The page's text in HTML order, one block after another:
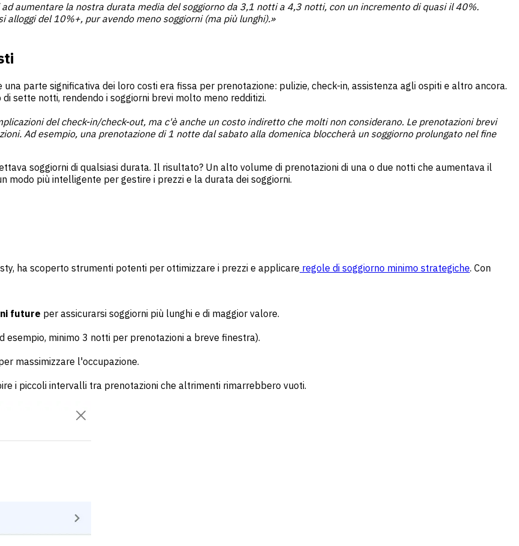
aumentare la nostra durata media del soggiorno da 3,1 notti a 4,3 notti, con un incremento di quasi il 40%.
del 10%+, pur avendo meno soggiorni (ma più lunghi).»
parte significativa dei loro costi era fissa per prenotazione: pulizie, check-in, assistenza agli ospiti e altro ancora.
sette notti, rendendo i soggiorni brevi molto meno redditizi.
del check-in/check-out, ma c'è anche un costo indiretto che molti non considerano. Le prenotazioni brevi
Ad esempio, una prenotazione di 1 notte dal sabato alla domenica bloccherà un soggiorno prolungato nel fine
soggiorni di qualsiasi durata. Il risultato? Un alto volume di prenotazioni di una o due notti che aumentava il
modo più intelligente per gestire i prezzi e la durata dei soggiorni.
, ha scoperto strumenti potenti per ottimizzare i prezzi e applicare regole di soggiorno minimo strategiche. Con
future per assicurarsi soggiorni più lunghi e di maggior valore.
esempio, minimo 3 notti per prenotazioni a breve finestra).
massimizzare l'occupazione.
i piccoli intervalli tra prenotazioni che altrimenti rimarrebbero vuoti.